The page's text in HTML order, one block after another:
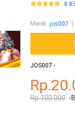
Merek: jos007
JOS007 -
Rp.100.000 -